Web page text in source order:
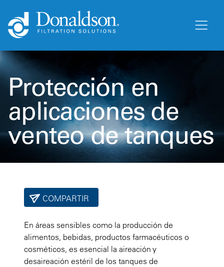
Protección en
aplicaciones de
venteo de tanques
COMPARTIR
En áreas sensibles como la producción de
alimentos, bebidas, productos farmacéuticos o
cosméticos, es esencial la aireación y
desaireación estéril de los tanques de